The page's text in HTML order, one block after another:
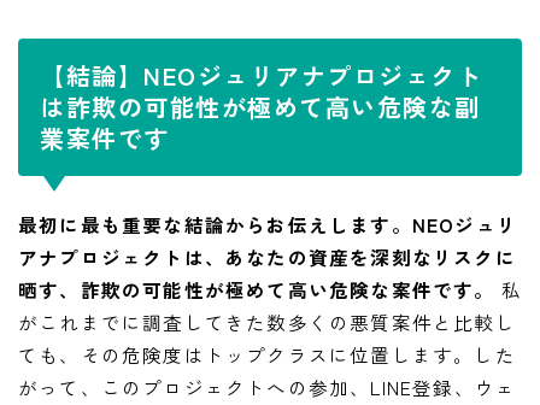
【結論】NEOジュリアナプロジェクト
は詐欺の可能性が極めて高い危険な副
業案件です
最初に最も重要な結論からお伝えします。NEOジュリ
アナプロジェクトは、あなたの資産を深刻なリスクに
晒す、詐欺の可能性が極めて高い危険な案件です。
私
がこれまでに調査してきた数多くの悪質案件と比較し
ても、その危険度はトップクラスに位置します。した
がって、このプロジェクトへの参加、LINE登録、ウェ